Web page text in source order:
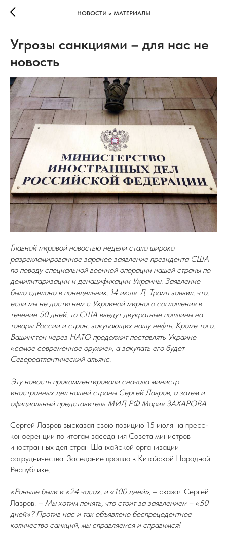
НОВОСТИ и МАТЕРИАЛЫ
Угрозы санкциями – для нас не
новость
Главной мировой новостью недели стало широко
разрекламированное заранее заявление президента США
по поводу специальной военной операции нашей страны по
демилитаризации и денацификации Украины. Заявление
было сделано в понедельник, 14 июля. Д. Трамп заявил, что,
если мы не достигнем с Украиной мирного соглашения в
течение 50 дней, то США введут двукратные пошлины на
товары России и стран, закупающих нашу нефть. Кроме того,
Вашингтон через НАТО продолжит поставлять Украине
«самое современное оружие», а закупать его будет
Североатлантический альянс.
Эту новость прокомментировали сначала министр
иностранных дел нашей страны Сергей Лавров, а затем и
официальный представитель МИД РФ Мария ЗАХАРОВА.
Сергей Лавров высказал свою позицию 15 июля на пресс-
конференции по итогам заседания Совета министров
иностранных дел стран Шанхайской организации
сотрудничества. Заседание прошло в Китайской Народной
Республике.
«Раньше были и «24 часа», и «100 дней», – сказал Сергей
Лавров. – Мы хотим понять, что стоит за заявлением – «50
дней»? Против нас и так объявлено беспрецедентное
количество санкций, мы справляемся и справимся!